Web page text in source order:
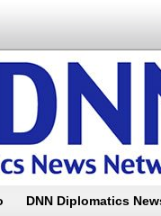
DNN Diplomatics